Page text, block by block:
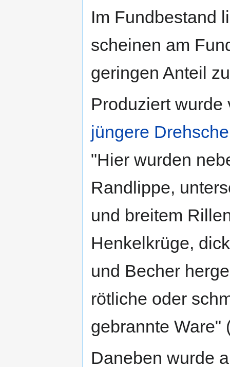
Im Fundbestand
scheinen am
geringen Anteil
Produziert
jüngere
"Hier wurden
Randlippe,
und breitem
Henkelkrüge,
und Becher
rötliche oder
gebrannte Ware"
Daneben wurde